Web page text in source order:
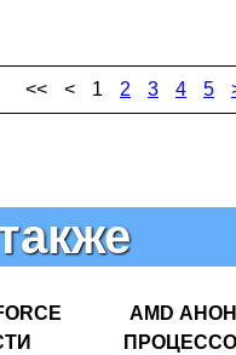
<< < 1 2 3 4 5
AMD